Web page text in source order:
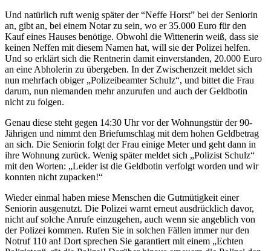
Und natürlich ruft wenig später der “Neffe Horst” bei der Seniorin
an, gibt an, bei einem Notar zu sein, wo er 35.000 Euro für den
Kauf eines Hauses benötige. Obwohl die Wittenerin weiß, dass sie
keinen Neffen mit diesem Namen hat, will sie der Polizei helfen.
Und so erklärt sich die Rentnerin damit einverstanden, 20.000 Euro
an eine Abholerin zu übergeben. In der Zwischenzeit meldet sich
nun mehrfach obiger „Polizeibeamter Schulz“, und bittet die Frau
darum, nun niemanden mehr anzurufen und auch der Geldbotin
nicht zu folgen.
Genau diese steht gegen 14:30 Uhr vor der Wohnungstür der 90-
Jährigen und nimmt den Briefumschlag mit dem hohen Geldbetrag
an sich. Die Seniorin folgt der Frau einige Meter und geht dann in
ihre Wohnung zurück. Wenig später meldet sich „Polizist Schulz“
mit den Worten: „Leider ist die Geldbotin verfolgt worden und wir
konnten nicht zupacken!“
Wieder einmal haben miese Menschen die Gutmütigkeit einer
Seniorin ausgenutzt. Die Polizei warnt erneut ausdrücklich davor,
nicht auf solche Anrufe einzugehen, auch wenn sie angeblich von
der Polizei kommen. Rufen Sie in solchen Fällen immer nur den
Notruf 110 an! Dort sprechen Sie garantiert mit einem „Echten